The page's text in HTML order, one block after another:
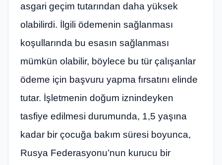
asgari geçim tutarından daha yüksek
olabilirdi. İlgili ödemenin sağlanması
koşullarında bu esasın sağlanması
mümkün olabilir, böylece bu tür çalışanlar
ödeme için başvuru yapma fırsatını elinde
tutar. İşletmenin doğum iznindeyken
tasfiye edilmesi durumunda, 1,5 yaşına
kadar bir çocuğa bakım süresi boyunca,
Rusya Federasyonu’nun kurucu bir